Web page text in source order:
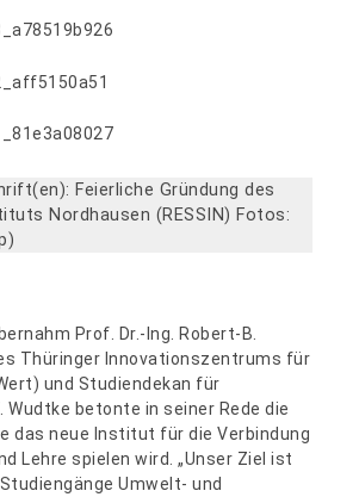
Feierliche Gründung des
Nordhausen (RESSIN) Fotos:
Prof. Dr.-Ing. Robert-B.
Thüringer Innovationszentrums für
und Studiendekan für
Wudtke betonte in seiner Rede die
das neue Institut für die Verbindung
Lehre spielen wird. „Unser Ziel ist
Umwelt- und